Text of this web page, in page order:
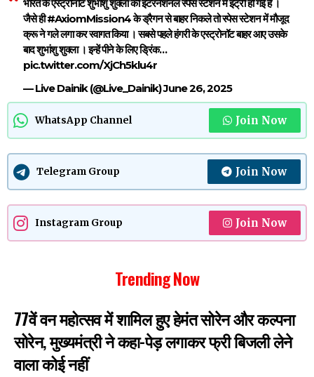
भारत के एस्ट्रोनॉट शुभांशु शुक्ला की इंटरनेशनल स्पेस स्टेशन में इंट्री हो गई है ।
जैसे ही#AxiomMission4के ड्रैगन से बाहर निकले तो स्पेस स्टेशन में मौजूद
क्रू ने गले लगा कर स्वागत किया । सबसे पहले हंगरी के एस्ट्रोनॉट बाहर आए उसके
बाद शुभांशु शुक्ला । इन्हें पीने के लिए ड्रिंक…
pic.twitter.com/XjCh5klu4r
— Live Dainik (@Live_Dainik)June 26, 2025
WhatsApp Channel Join Now
Telegram Group Join Now
Instagram Group Join Now
Trending Now
77वें वन महोत्सव में शामिल हुए हेमंत सोरेन और कल्पना
सोरेन, मुख्यमंत्री ने कहा-पेड़ लगाकर फ्री बिजली लेने
वाला कोई नहीं